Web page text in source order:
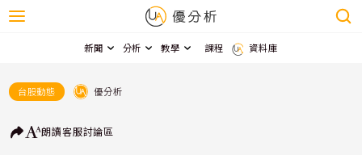
新聞 分析 教學 課程 資料庫
台股動態 優分析
朗讀客服討論區